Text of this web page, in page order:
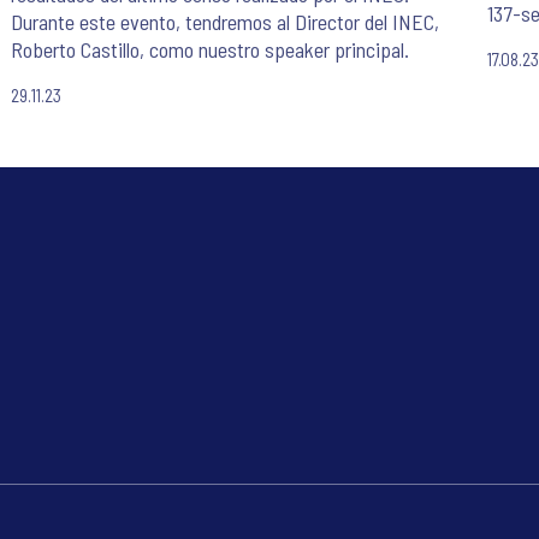
Durante este evento, tendremos al Director del INEC,
Roberto Castillo, como nuestro speaker principal.
29.11.23
137-
40%
17.08.23